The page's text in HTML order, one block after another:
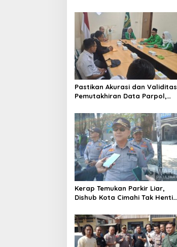
Berintegritas
Pastikan Akurasi dan Validitas
Pemutakhiran Data Parpol,
Pengawasan
Kerap Temukan Parkir Liar,
Dishub Kota Cimahi Tak Henti